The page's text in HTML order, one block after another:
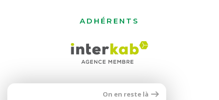
ADHÉRENTS
On en reste là